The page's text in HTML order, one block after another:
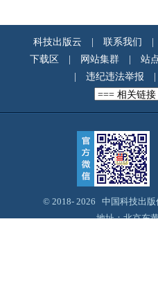
科技出版云 联系我们
下载区
网站集群 站
违纪违法举报
© 2018- 2026 中国科技出版
地址：北京东